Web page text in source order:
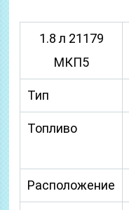
1.8 л 21179
МКП5
Тип
Топливо
Расположение